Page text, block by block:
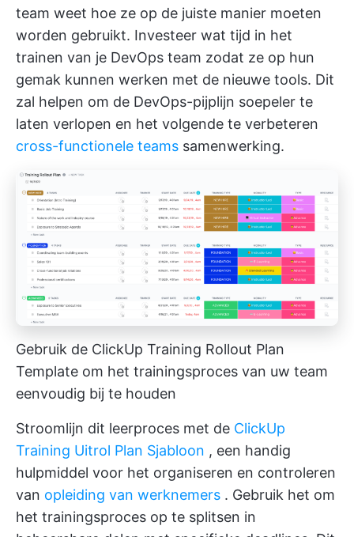
team weet hoe ze op de juiste manier moeten
worden gebruikt. Investeer wat tijd in het
trainen van je DevOps team zodat ze op hun
gemak kunnen werken met de nieuwe tools. Dit
zal helpen om de DevOps-pijplijn soepeler te
laten verlopen en het volgende te verbeteren
cross-functionele teams samenwerking.
Gebruik de ClickUp Training Rollout Plan
Template om het trainingsproces van uw team
eenvoudig bij te houden
Stroomlijn dit leerproces met de ClickUp
Training Uitrol Plan Sjabloon , een handig
hulpmiddel voor het organiseren en controleren
van opleiding van werknemers . Gebruik het om
het trainingsproces op te splitsen in